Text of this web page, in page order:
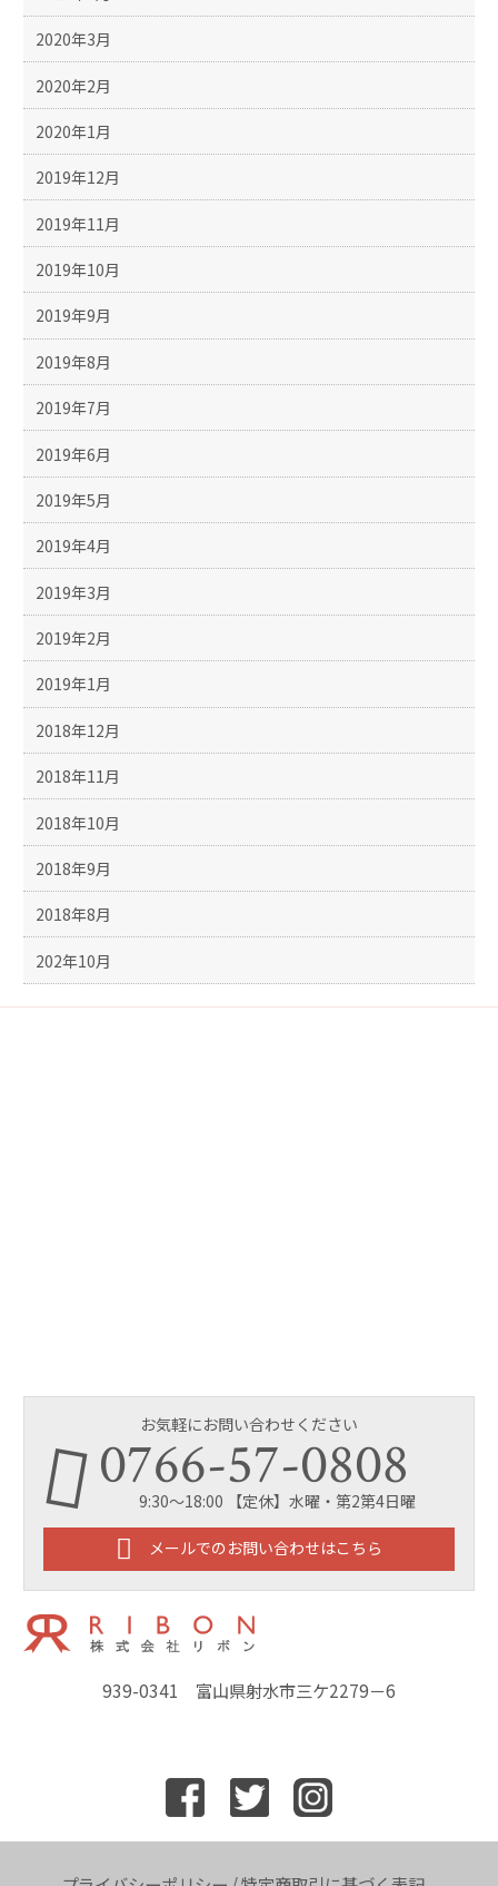
2020年3月
2020年2月
2020年1月
2019年12月
2019年11月
2019年10月
2019年9月
2019年8月
2019年7月
2019年6月
2019年5月
2019年4月
2019年3月
2019年2月
2019年1月
2018年12月
2018年11月
2018年10月
2018年9月
2018年8月
202年10月
939-0341 富山県射水市三ケ2279－6
お気軽にお問い合わせください
0766-57-0808
9:30～18:00 【定休】水曜・第2第4日曜
メールでのお問い合わせはこちら